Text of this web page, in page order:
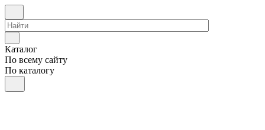
Каталог
По всему сайту
По каталогу